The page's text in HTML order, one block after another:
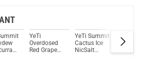
NicSalt Liquid by SC 10ml / 10mg
Kröten sparen?
hier!
Pado Pod System Kit Lila
YeTi
Overdosed
Red Grape
YeTi Summit
Cactus Ice
NicSalt
Cherry
NicSalt